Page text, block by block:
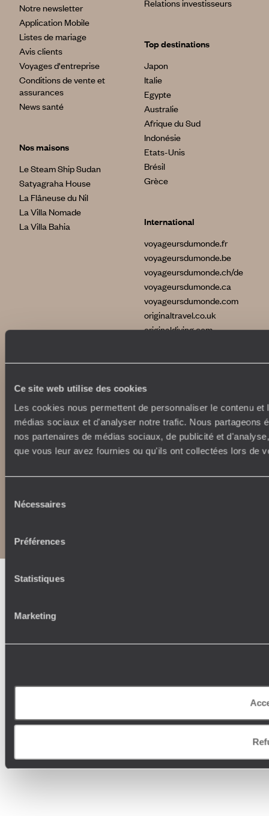
Ce site web utilise des cookies
Les cookies nous permettent de personnaliser le contenu
médias sociaux et d'analyser notre trafic. Nous partageons
nos partenaires de médias sociaux, de publicité et
que vous leur avez fournies ou qu'ils ont collectées lors de
Nécessaires
Préférences
Statistiques
Marketing
Notre newsletter
Application Mobile
Listes de mariage
Avis clients
Voyages d'entreprise
Conditions de vente et
assurances
News santé
Nos maisons
Le Steam Ship Sudan
Satyagraha House
La Flâneuse du Nil
La Villa Nomade
La Villa Bahia
Relations investisseurs
Top destinations
Japon
Italie
Egypte
Australie
Afrique du Sud
Indonésie
Etats-Unis
Brésil
Grèce
International
voyageursdumonde.fr
voyageursdumonde.be
voyageursdumonde.ch/de
voyageursdumonde.ca
voyageursdumonde.com
originaltravel.co.uk
originaldiving.com